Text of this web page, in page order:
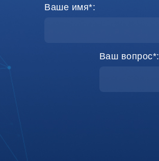
Ваше имя*:
Ваш вопрос*: